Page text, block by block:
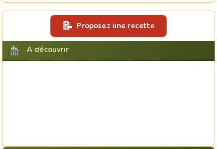
Proposez une recette
A découvrir